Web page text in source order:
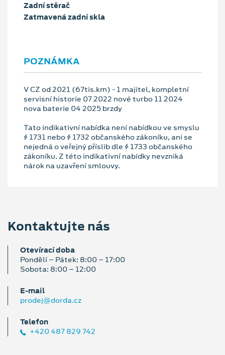
Zadní stěrač
Zatmavená zadní skla
POZNÁMKA
V CZ od 2021 (67tis.km) - 1 majitel, kompletní
servisní historie 07 2022 nové turbo 11 2024
nova baterie 04 2025 brzdy
Tato indikativní nabídka není nabídkou ve smyslu
§ 1731 nebo § 1732 občanského zákoníku, ani se
nejedná o veřejný příslib dle § 1733 občanského
zákoníku. Z této indikativní nabídky nevzniká
nárok na uzavření smlouvy.
Kontaktujte nás
Otevírací doba
Pondělí – Pátek: 8:00 – 17:00
Sobota: 8:00 – 12:00
E‑mail
prodej@dorda.cz
Telefon
+420 487 829 742